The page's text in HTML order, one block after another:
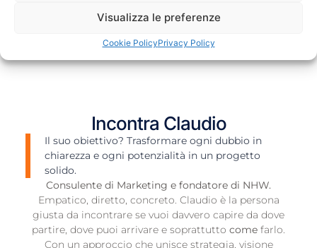
Visualizza le preferenze
Cookie PolicyPrivacy Policy
Incontra Claudio
Il suo obiettivo? Trasformare ogni dubbio in
chiarezza e ogni potenzialità in un progetto
solido.
Consulente di Marketing e fondatore di NHW.
Empatico, diretto, concreto. Claudio è la persona
giusta da incontrare se vuoi davvero capire da dove
partire, dove puoi arrivare e soprattutto come farlo.
Con un approccio che unisce strategia, visione